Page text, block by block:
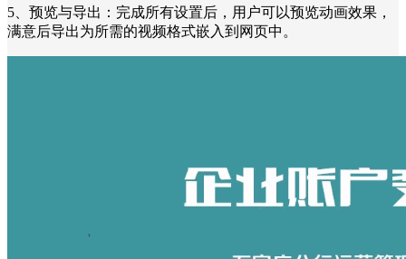
5、预览与导出：完成所有设置后，用户可以预览动画效果，
满意后导出为所需的视频格式嵌入到网页中。